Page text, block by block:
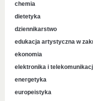
chemia
dietetyka
dziennikarstwo
edukacja artystyczna w
ekonomia
elektronika i
energetyka
europeistyka